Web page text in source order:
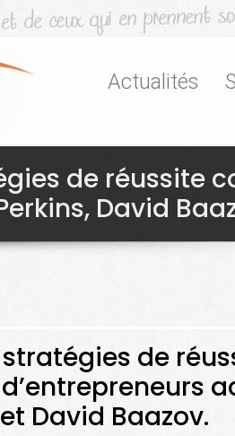
Actualités
de réussite
David
stratégies de
David Baazov.